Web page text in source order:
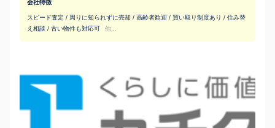
会社特徴
スピード査定 / 周りに知られずに売却 / 高齢者歓迎 / 買い取り制度あり / 住み替
え相談 / 古い物件も対応可
他...